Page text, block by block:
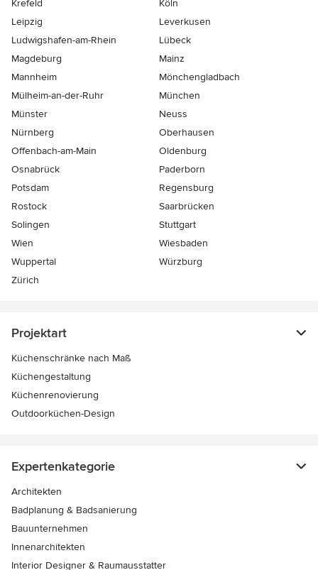
Krefeld
Köln
Leipzig
Leverkusen
Ludwigshafen-am-Rhein
Lübeck
Magdeburg
Mainz
Mannheim
Mönchen­gladbach
Mülheim-an-der-Ruhr
München
Münster
Neuss
Nürnberg
Oberhausen
Offenbach-am-Main
Oldenburg
Osnabrück
Paderborn
Potsdam
Regensburg
Rostock
Saarbrücken
Solingen
Stuttgart
Wien
Wiesbaden
Wuppertal
Würzburg
Zürich
Projektart
Küchenschränke nach Maß
Küchengestaltung
Küchenrenovierung
Outdoorküchen-Design
Expertenkategorie
Architekten
Badplanung & Badsanierung
Bauunternehmen
Innenarchitekten
Interior Designer & Raumausstatter